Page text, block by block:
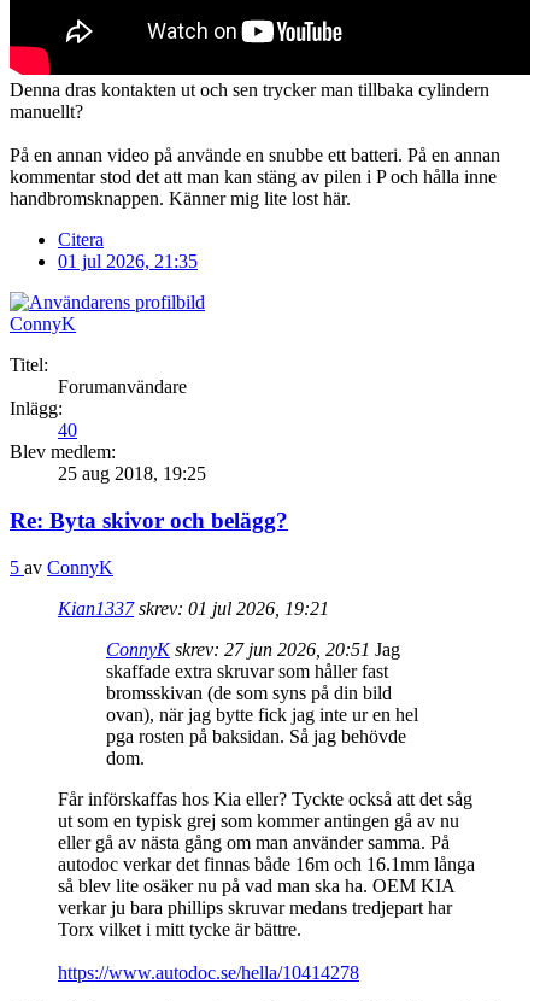
Denna dras kontakten ut och sen trycker man tillbaka cylindern
manuellt?
På en annan video på använde en snubbe ett batteri. På en annan
kommentar stod det att man kan stäng av pilen i P och hålla inne
handbromsknappen. Känner mig lite lost här.
Citera
01 jul 2026, 21:35
ConnyK
Titel:
Forumanvändare
Inlägg:
40
Blev medlem:
25 aug 2018, 19:25
Re: Byta skivor och belägg?
5 av ConnyK
Kian1337skrev: 01 jul 2026, 19:21
ConnyKskrev: 27 jun 2026, 20:51 Jag
skaffade extra skruvar som håller fast
bromsskivan (de som syns på din bild
ovan), när jag bytte fick jag inte ur en hel
pga rosten på baksidan. Så jag behövde
dom.
Får införskaffas hos Kia eller? Tyckte också att det såg
ut som en typisk grej som kommer antingen gå av nu
eller gå av nästa gång om man använder samma. På
autodoc verkar det finnas både 16m och 16.1mm långa
så blev lite osäker nu på vad man ska ha. OEM KIA
verkar ju bara phillips skruvar medans tredjepart har
Torx vilket i mitt tycke är bättre.
https://www.autodoc.se/hella/10414278